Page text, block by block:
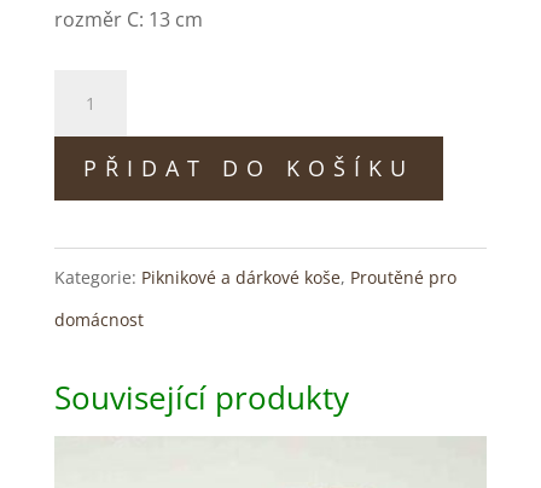
rozměr C: 13 cm
945
množství
PŘIDAT DO KOŠÍKU
Kategorie: Piknikové a dárkové koše, Proutěné pro
domácnost
Související produkty